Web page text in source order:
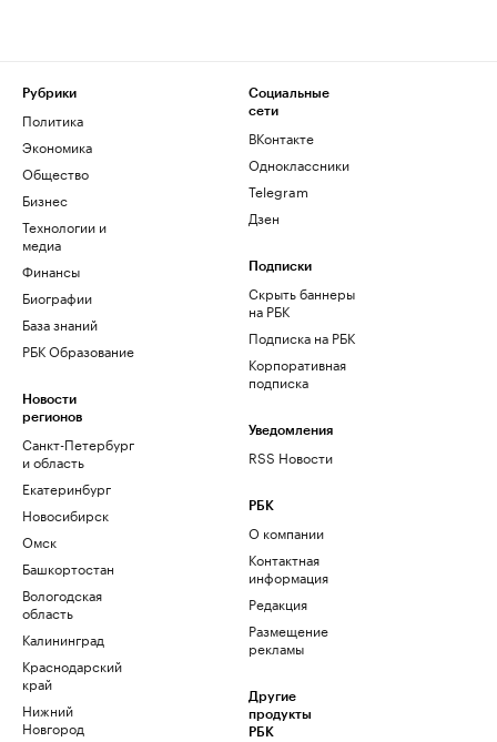
Рубрики
Политика
Экономика
Общество
Бизнес
Технологии и
медиа
Финансы
Биографии
База знаний
РБК Образование
Новости
регионов
Санкт-Петербург
и область
Екатеринбург
Новосибирск
Омск
Башкортостан
Вологодская
область
Калининград
Краснодарский
край
Нижний
Новгород
Социальные
сети
ВКонтакте
Одноклассники
Telegram
Дзен
Подписки
Скрыть баннеры
на РБК
Подписка на РБК
Корпоративная
подписка
Уведомления
RSS Новости
РБК
О компании
Контактная
информация
Редакция
Размещение
рекламы
Другие
продукты
РБК